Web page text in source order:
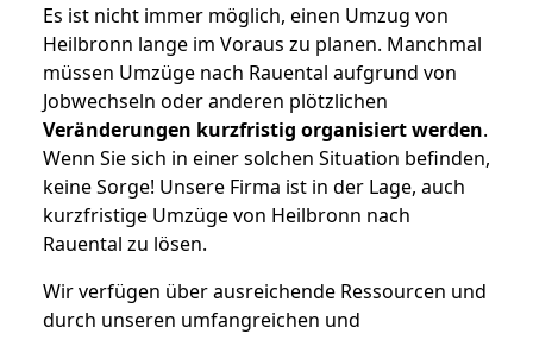
Es ist nicht immer möglich, einen Umzug von
Heilbronn lange im Voraus zu planen. Manchmal
müssen Umzüge nach Rauental aufgrund von
Jobwechseln oder anderen plötzlichen
Veränderungen kurzfristig organisiert werden.
Wenn Sie sich in einer solchen Situation befinden,
keine Sorge! Unsere Firma ist in der Lage, auch
kurzfristige Umzüge von Heilbronn nach
Rauental zu lösen.
Wir verfügen über ausreichende Ressourcen und
durch unseren umfangreichen und